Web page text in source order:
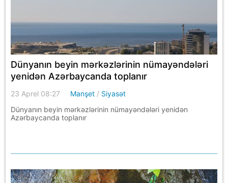
Dünyanın beyin mərkəzlərinin nümayəndələri
yenidən Azərbaycanda toplanır
23 Aprel 08:27 Manşet / Siyasət
Dünyanın beyin mərkəzlərinin nümayəndələri yenidən
Azərbaycanda toplanır